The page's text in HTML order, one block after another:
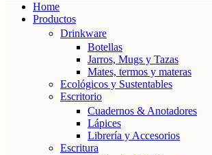
Home
Productos
Drinkware
Botellas
Jarros, Mugs y Tazas
Mates, termos y materas
Ecológicos y Sustentables
Escritorio
Cuadernos & Anotadores
Lápices
Librería y Accesorios
Escritura